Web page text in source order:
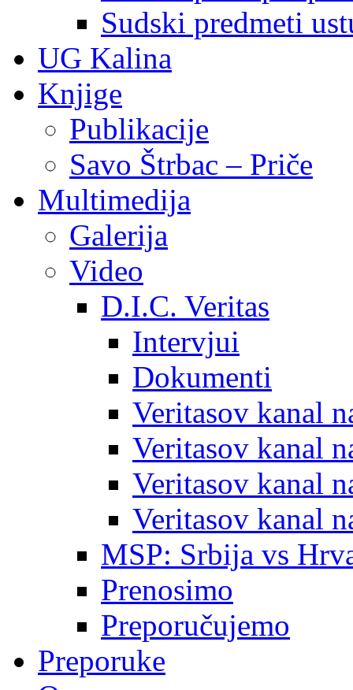
Sudski predmeti
UG Kalina
Knjige
Publikacije
Savo Štrbac – Priče
Multimedija
Galerija
Video
D.I.C. Veritas
Intervjui
Dokumenti
Veritasov kanal
Veritasov kanal
Veritasov kanal
Veritasov kanal
MSP: Srbija vs
Prenosimo
Preporučujemo
Preporuke